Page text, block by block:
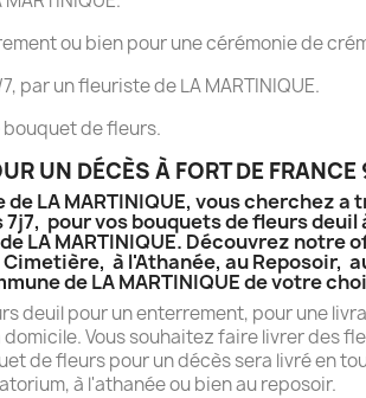
ou bien pour une cérémonie de
par un fleuriste de LA MARTINIQUE.
de fleurs.
UN DÉCÈS À FORT DE
LA MARTINIQUE, vous cherchez
pour vos bouquets de fleurs deuil
MARTINIQUE. Découvrez notre
à l'Athanée, au Reposoir,
de LA MARTINIQUE de votre
deuil pour un enterrement, pour une
Vous souhaitez faire livrer des
de fleurs pour un décès sera livré en
à l'athanée ou bien au reposoir.